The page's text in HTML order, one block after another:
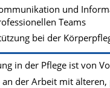
und
Teams
bei der
in der Pflege ist von
an der Arbeit mit